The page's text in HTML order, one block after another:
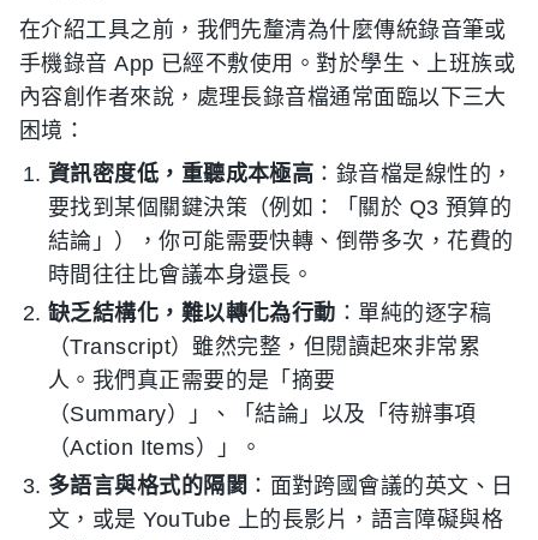
在介紹工具之前，我們先釐清為什麼傳統錄音筆或
手機錄音 App 已經不敷使用。對於學生、上班族或
內容創作者來說，處理長錄音檔通常面臨以下三大
困境：
資訊密度低，重聽成本極高 ：錄音檔是線性的，
要找到某個關鍵決策（例如：「關於 Q3 預算的
結論」），你可能需要快轉、倒帶多次，花費的
時間往往比會議本身還長。
缺乏結構化，難以轉化為行動 ：單純的逐字稿
（Transcript）雖然完整，但閱讀起來非常累
人。我們真正需要的是「摘要
（Summary）」、「結論」以及「待辦事項
（Action Items）」。
多語言與格式的隔閡 ：面對跨國會議的英文、日
文，或是 YouTube 上的長影片，語言障礙與格